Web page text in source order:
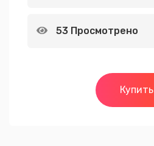
53 Просмотрено
Купить